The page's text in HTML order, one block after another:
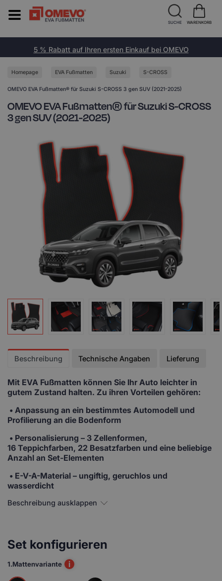
5 % Rabatt auf Ihren ersten Einkauf bei OMEVO
Homepage EVA Fußmatten Suzuki S-CROSS
OMEVO EVA Fußmatten® für Suzuki S-CROSS 3 gen SUV (2021-2025)
OMEVO EVA Fußmatten® für Suzuki S-CROSS
3 gen SUV (2021-2025)
Beschreibung Technische Angaben Lieferung
Mit EVA Fußmatten können Sie Ihr Auto leichter in
gutem Zustand halten. Zu ihren Vorteilen gehören:
• Anpassung an ein bestimmtes Automodell und
Profilierung an die Bodenform
• Personalisierung – 3 Zellenformen,
16 Teppichfarben, 22 Besatzfarben und eine beliebige
Anzahl an Set-Elementen
• E-V-A-Material – ungiftig, geruchlos und
wasserdicht
Beschreibung ausklappen
Set konfigurieren
1.Mattenvariante i
SUCHE WARENKORB